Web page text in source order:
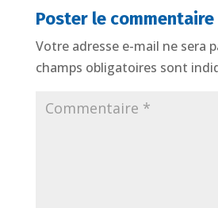
Poster le commentaire
Votre adresse e-mail ne sera
champs obligatoires sont